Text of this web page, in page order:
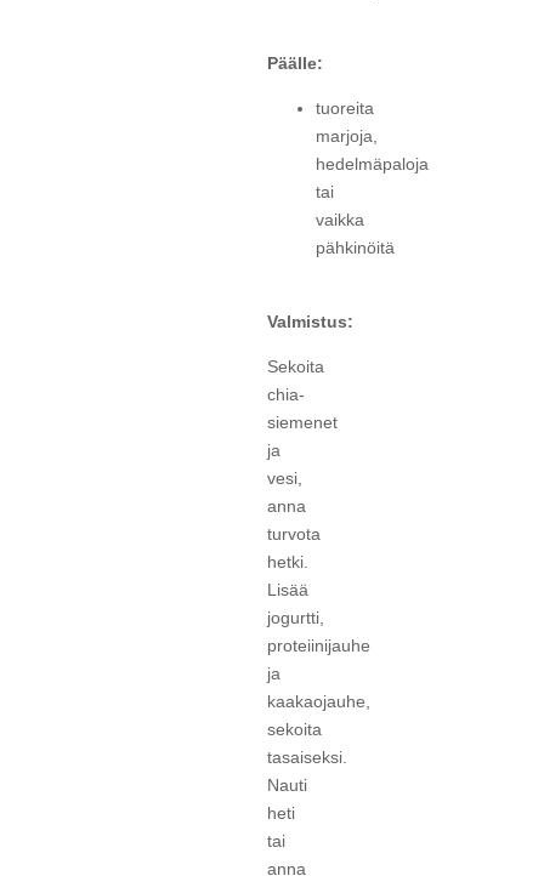
Päälle:
tuoreita
marjoja,
hedelmäpaloja
tai
vaikka
pähkinöitä
Valmistus:
Sekoita
chia-
siemenet
ja
vesi,
anna
turvota
hetki.
Lisää
jogurtti,
proteiinijauhe
ja
kaakaojauhe,
sekoita
tasaiseksi.
Nauti
heti
tai
anna